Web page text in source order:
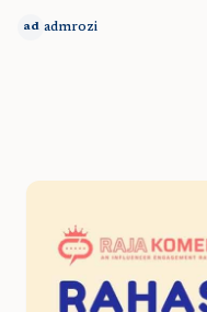
ad admrozi